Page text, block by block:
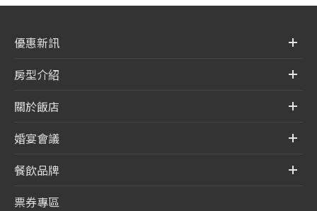
優惠新訊
房型介紹
關於飯店
婚宴會議
餐飲品牌
票券專區